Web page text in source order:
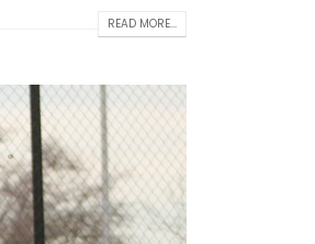
READ MORE...